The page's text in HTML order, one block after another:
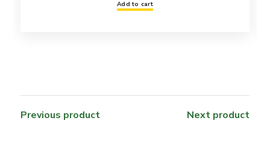
Add to cart
Previous product Next product